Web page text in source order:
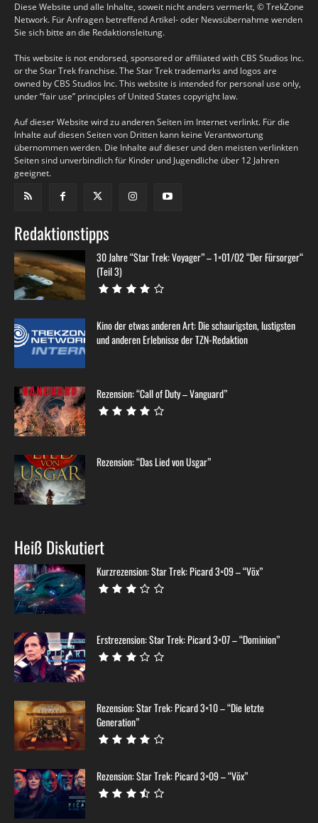
Diese Website und alle Inhalte, soweit nicht anders vermerkt, © TrekZone
Network. Für Anfragen betreffend Artikel- oder Newsübernahme wenden
Sie sich bitte an die Redaktionsleitung.
This website is not endorsed, sponsored or affiliated with CBS Studios Inc.
or the Star Trek franchise. The Star Trek trademarks and logos are
owned by CBS Studios Inc. This website is intended for personal use only,
under “fair use” principles of United States copyright law.
Auf dieser Website wird zu anderen Seiten im Internet verlinkt. Für die
Inhalte auf diesen Seiten von Dritten kann keine Verantwortung
übernommen werden. Die Inhalte auf dieser und den meisten verlinkten
Seiten sind unverbindlich für Kinder und Jugendliche über 12 Jahren
geeignet.
Redaktionstipps
30 Jahre “Star Trek: Voyager” – 1×01/02 “Der Fürsorger“
(Teil 3)
Kino der etwas anderen Art: Die schaurigsten, lustigsten
und anderen Erlebnisse der TZN-Redaktion
Rezension: “Call of Duty – Vanguard”
Rezension: “Das Lied von Usgar”
Heiß Diskutiert
Kurzrezension: Star Trek: Picard 3×09 – “Võx”
Erstrezension: Star Trek: Picard 3×07 – “Dominion”
Rezension: Star Trek: Picard 3×10 – “Die letzte
Generation”
Rezension: Star Trek: Picard 3×09 – “Võx”